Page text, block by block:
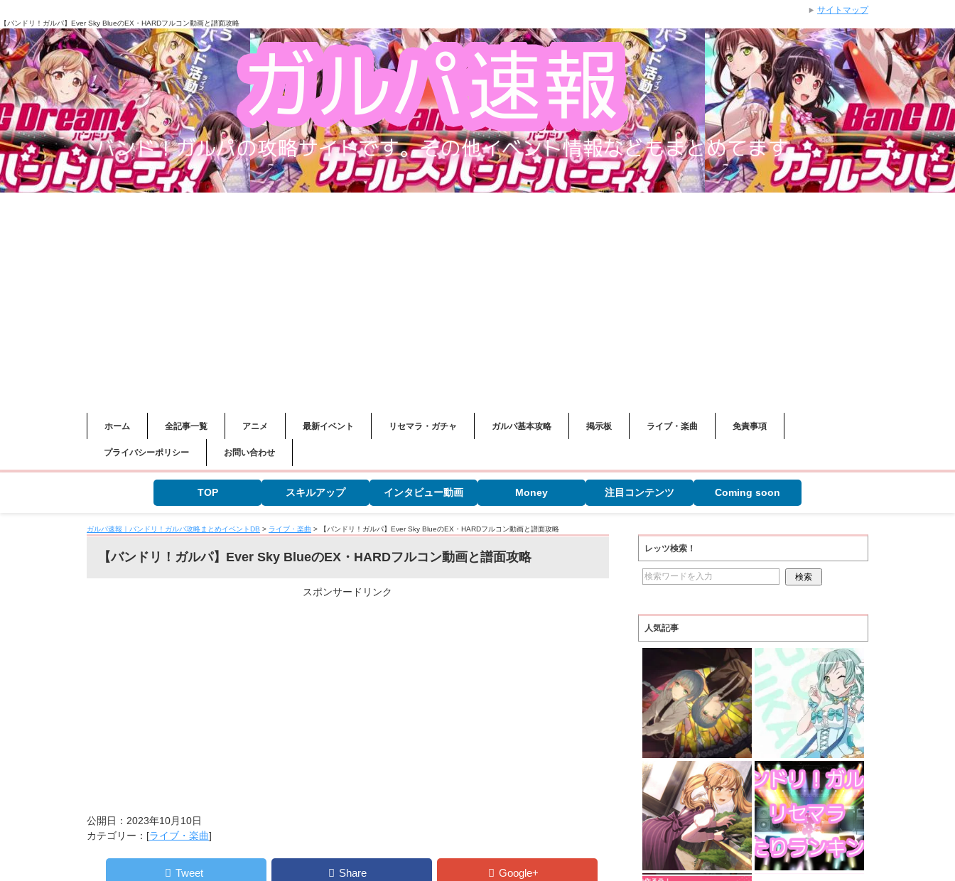
【バンドリ！ガルパ】Ever Sky BlueのEX・HARDフルコン動画と譜面攻略
ホーム 全記事一覧 アニメ 最新イベント リセマラ・ガチャ ガルパ基本攻略 掲示板 ライブ・楽曲 免責事項
プライバシーポリシー お問い合わせ
TOP スキルアップ インタビュー動画 Money 注目コンテンツ Coming soon
ガルパ速報｜バンドリ！ガルパ攻略まとめイベントDB > ライブ・楽曲 > 【バンドリ！ガルパ】Ever Sky BlueのEX・HARDフルコン動画と譜面攻略
【バンドリ！ガルパ】Ever Sky BlueのEX・HARDフルコン動画と譜面攻略
スポンサードリンク
公開日： 2023年10月10日
カテゴリー：[ライブ・楽曲]
Tweet Share Google+
レッツ検索！
人気記事
サイトマップ